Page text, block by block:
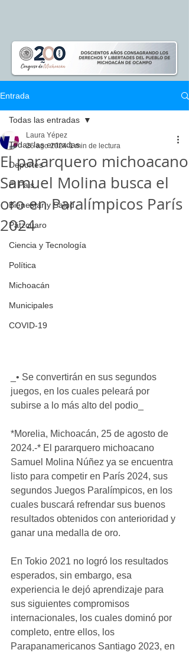
Entrada
Todas las entradas
Deportes
El Pais
Bienestar y Salud
Pátzcuaro
Ciencia y Tecnología
Política
Michoacán
Municipales
COVID-19
Todas las entradas
El pararquero michoacano
Samuel Molina busca el
oro en Paralímpicos París
2024
Laura Yépez
26 ago 2024 1 min de lectura
_• Se convertirán en sus segundos
juegos, en los cuales peleará por
subirse a lo más alto del podio_
*Morelia, Michoacán, 25 de agosto de
2024.-* El pararquero michoacano
Samuel Molina Núñez ya se encuentra
listo para competir en París 2024, sus
segundos Juegos Paralímpicos, en los
cuales buscará refrendar sus buenos
resultados obtenidos con anterioridad y
ganar una medalla de oro.
En Tokio 2021 no logró los resultados
esperados, sin embargo, esa
experiencia le dejó aprendizaje para
sus siguientes compromisos
internacionales, los cuales dominó por
completo, entre ellos, los
Parapanamericanos Santiago 2023, en